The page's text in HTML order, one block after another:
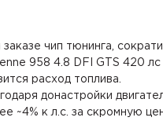
заказе чип тюнинга,
958 4.8 DFI GTS 420
расход топлива.
донастройки
~4% к л.с. за скромную